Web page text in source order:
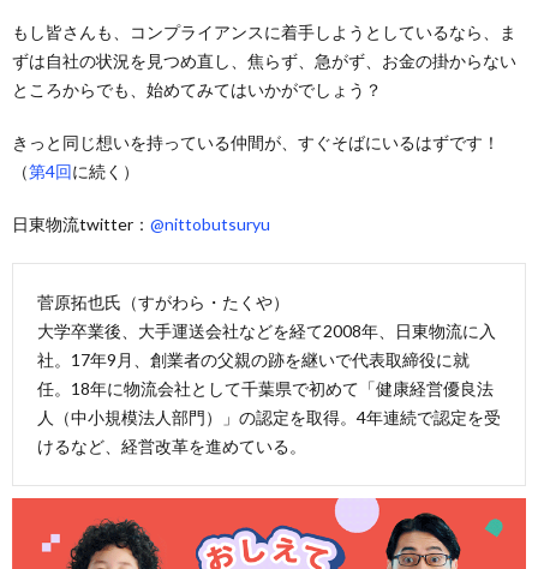
もし皆さんも、コンプライアンスに着手しようとしているなら、ま
ずは自社の状況を見つめ直し、焦らず、急がず、お金の掛からない
ところからでも、始めてみてはいかがでしょう？
きっと同じ想いを持っている仲間が、すぐそばにいるはずです！
（第4回に続く）
日東物流twitter： @nittobutsuryu
菅原拓也氏（すがわら・たくや）
大学卒業後、大手運送会社などを経て2008年、日東物流に入
社。17年9月、創業者の父親の跡を継いで代表取締役に就
任。18年に物流会社として千葉県で初めて「健康経営優良法
人（中小規模法人部門）」の認定を取得。4年連続で認定を受
けるなど、経営改革を進めている。